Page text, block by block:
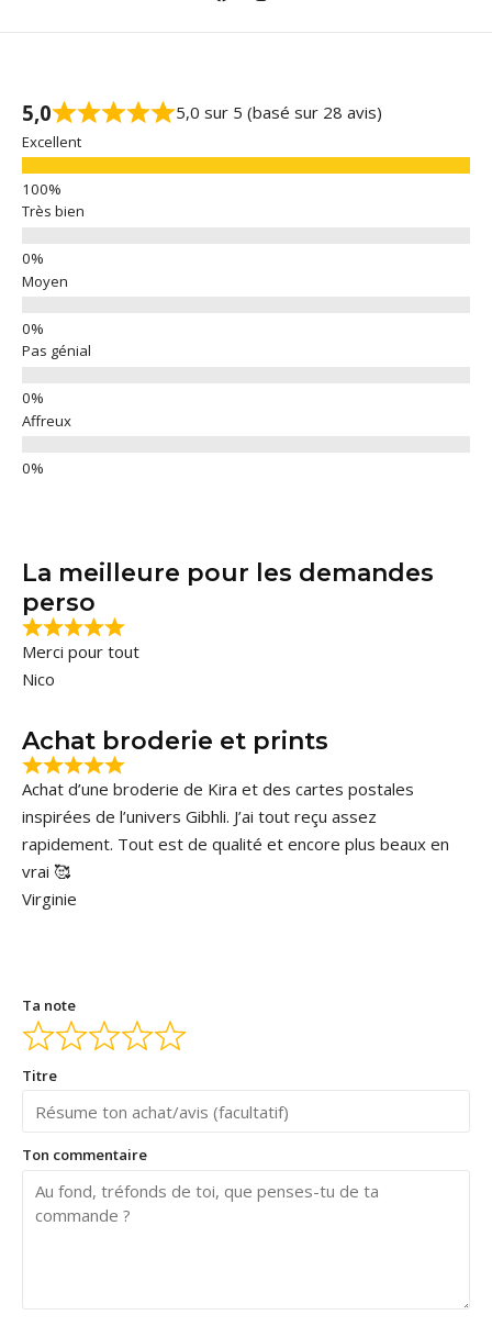
5,0 5,0 sur 5 (basé sur 28 avis)
Excellent
Très bien
Moyen
Pas génial
Affreux
La meilleure pour les demandes
perso
Merci pour tout
Nico
Achat broderie et prints
Achat d’une broderie de Kira et des cartes postales
inspirées de l’univers Gibhli. J’ai tout reçu assez
rapidement. Tout est de qualité et encore plus beaux en
vrai 🥰
Virginie
Ta note
Titre
Ton commentaire